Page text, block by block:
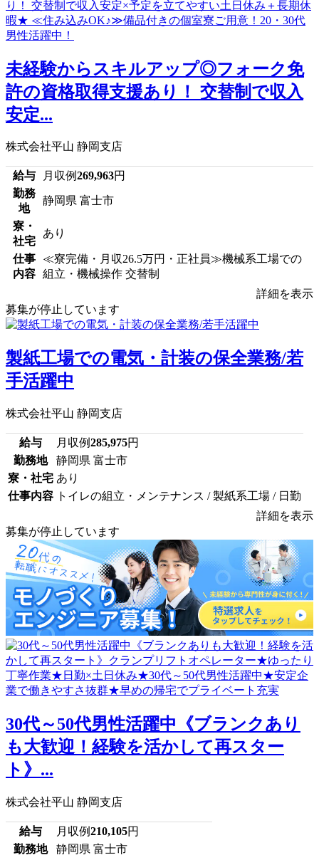
未経験からスキルアップ◎フォーク免
許の資格取得支援あり！ 交替制で収入
安定...
株式会社平山 静岡支店
給与 月収例269,963円
勤務
地
静岡県 富士市
寮・
社宅
あり
仕事
内容
≪寮完備・月収26.5万円・正社員≫機械系工場での
組立・機械操作 交替制
詳細を表示
募集が停止しています
製紙工場での電気・計装の保全業務/若
手活躍中
株式会社平山 静岡支店
給与 月収例285,975円
勤務地
静岡県 富士市
寮・社宅 あり
仕事内容 トイレの組立・メンテナンス / 製紙系工場 / 日勤
詳細を表示
募集が停止しています
30代～50代男性活躍中《ブランクあり
も大歓迎！経験を活かして再スター
ト》...
株式会社平山 静岡支店
給与 月収例210,105円
勤務地
静岡県 富士市